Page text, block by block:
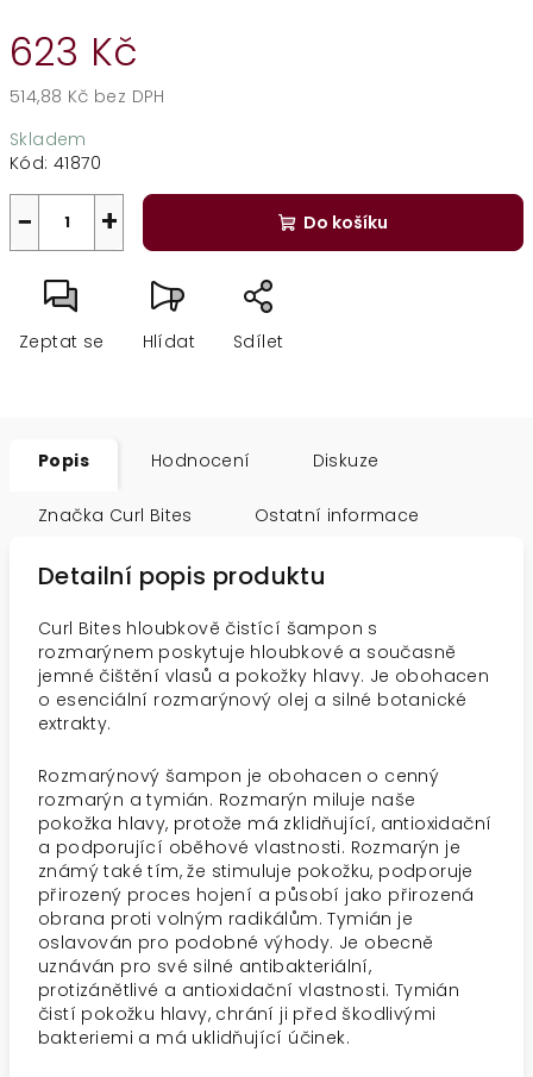
623 Kč
514,88 Kč bez DPH
cena:
Skladem
Kód: 41870
+
− Do košíku
Zeptat se Hlídat Sdílet
Popis Hodnocení Diskuze
Značka Curl Bites Ostatní informace
Detailní popis produktu
Curl Bites hloubkově čistící šampon s
rozmarýnem poskytuje hloubkové a současně
jemné čištění vlasů a pokožky hlavy. Je obohacen
o esenciální rozmarýnový olej a silné botanické
extrakty.
Rozmarýnový šampon je obohacen o cenný
rozmarýn a tymián. Rozmarýn miluje naše
pokožka hlavy, protože má zklidňující, antioxidační
a podporující oběhové vlastnosti. Rozmarýn je
známý také tím, že stimuluje pokožku, podporuje
přirozený proces hojení a působí jako přirozená
obrana proti volným radikálům. Tymián je
oslavován pro podobné výhody. Je obecně
uznáván pro své silné antibakteriální,
protizánětlivé a antioxidační vlastnosti. Tymián
čistí pokožku hlavy, chrání ji před škodlivými
bakteriemi a má uklidňující účinek.